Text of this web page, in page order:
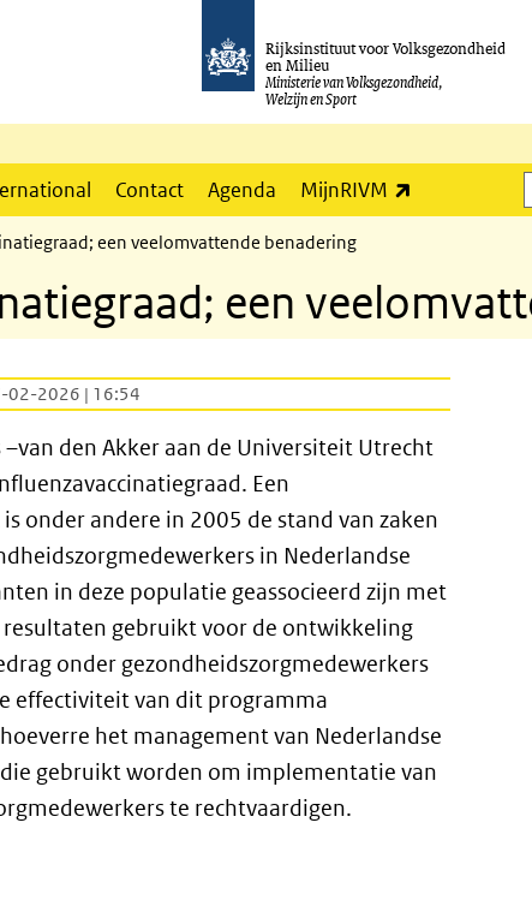
Rijksinstituut voor Volksgezondheid
en Milieu
Ministerie van Volksgezondheid,
Welzijn en Sport
Contact Agenda MijnRIVM
een veelomvattende benadering
een
02-2026 | 16:54
den Akker aan de Universiteit Utrecht
Een
onder andere in 2005 de stand van zaken
in Nederlandse
in deze populatie geassocieerd zijn met
resultaten gebruikt voor de ontwikkeling
onder gezondheidszorgmedewerkers
effectiviteit van dit programma
het management van Nederlandse
gebruikt worden om implementatie van
te rechtvaardigen.